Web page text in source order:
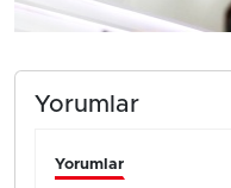
Yorumlar
Yorumlar